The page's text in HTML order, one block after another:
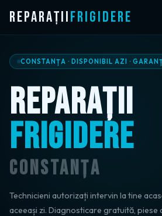
ReparațiiFrigidere
CONSTANȚA · DISPONIBIL AZI ·
REPARAȚII
FRIGIDERE
CONSTANȚA
Technicieni autorizați intervin la tine
aceeași zi. Diagnosticare gratuită, piese